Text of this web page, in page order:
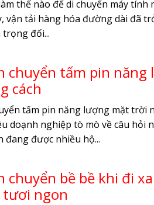
thế nào để di chuyển máy
vận tải hàng hóa đường dài đã
đối...
chuyển tấm pin
cách
tấm pin năng lượng mặt trời
doạnh nghiệp tò mò về câu hỏi
đang được nhiều hộ...
chuyển bề bề khi đi
ngon